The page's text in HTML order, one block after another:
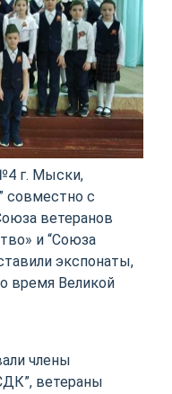
г. Мыски,
совместно с
ветеранов
и “Союза
экспонаты,
время Великой
члены
ветераны